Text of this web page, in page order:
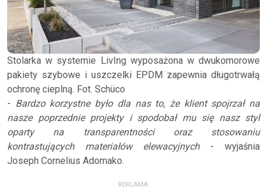
Stolarka w systemie LivIng wyposażona w dwukomorowe
pakiety szybowe i uszczelki EPDM zapewnia długotrwałą
ochronę cieplną. Fot. Schüco
- Bardzo korzystne było dla nas to, że klient spojrzał na
nasze poprzednie projekty i spodobał mu się nasz styl
oparty na transparentności oraz stosowaniu
kontrastujących materiałów elewacyjnych- wyjaśnia
Joseph Cornelius Adomako.
REKLAMA: